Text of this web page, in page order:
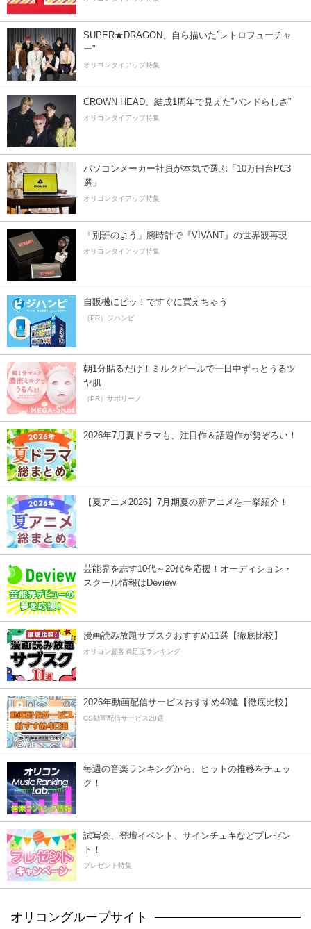
SUPER★DRAGON、自ら描いた”レトロフューチャ
ー”
オリコンタイアップ特集
CROWN HEAD、結成1周年で見えた”バンドらしさ”
オリコンタイアップ特集
パソコンメーカー社員が本気で選ぶ「10万円台PC3
選」
オリコンタイアップ特集
「別班のよう」腕時計で『VIVANT』の世界観再現
オリコンタイアップ特集
自販機にピッ！ですぐに買えちゃう
（PR）ジハンピ
朝1分貼るだけ！ミルクピールで一日中ずっとうるツ
ヤ肌
（PR）サボリーノ
2026年7月夏ドラマも、注目作＆話題作が勢ぞろい！
【夏アニメ2026】7月期夏の新アニメを一挙紹介！
芸能界を志す10代～20代を応援！オーディション・
スクール情報はDeview
漫画読み放題サブスクおすすめ11選【徹底比較】
オリコン顧客満足度ランキング
2026年動画配信サービスおすすめ40選【徹底比較】
CS動画配信サービス20選
毎週の音楽ランキングから、ヒットの推移をチェッ
ク！
試写会、登壇イベント、サインチェキなどプレゼン
ト！
プレゼント特集
オリコングループサイト